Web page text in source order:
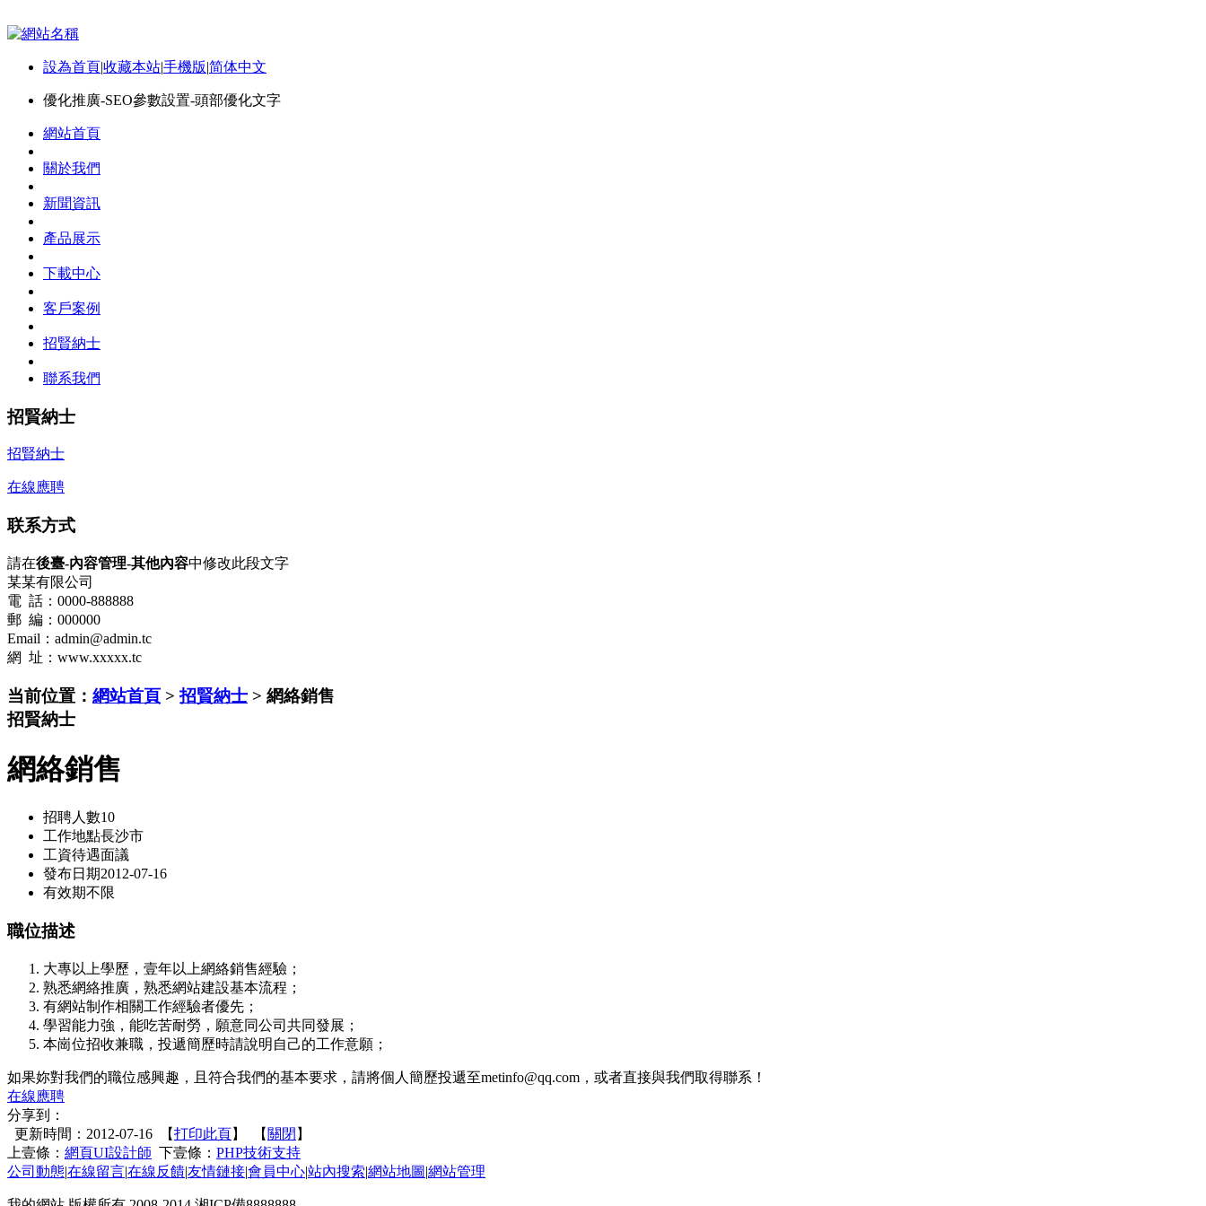
設為首頁|收藏本站|手機版|简体中文
優化推廣-SEO參數設置-頭部優化文字
網站首頁
關於我們
新聞資訊
產品展示
下載中心
客戶案例
招賢納士
聯系我們
招賢納士
招賢納士
在線應聘
联系方式
請在後臺-內容管理-其他內容中修改此段文字
某某有限公司
電 話：0000-888888
郵 編：000000
Email：admin@admin.tc
網 址：www.xxxxx.tc
当前位置： 網站首頁 >招賢納士 > 網絡銷售
招賢納士
網絡銷售
招聘人數10
工作地點長沙市
工資待遇面議
發布日期2012-07-16
有效期不限
職位描述
大專以上學歷，壹年以上網絡銷售經驗；
熟悉網絡推廣，熟悉網站建設基本流程；
有網站制作相關工作經驗者優先；
學習能力強，能吃苦耐勞，願意同公司共同發展；
本崗位招收兼職，投遞簡歷時請說明自己的工作意願；
如果妳對我們的職位感興趣，且符合我們的基本要求，請將個人簡歷投遞至metinfo@qq.com，或者直接與我們取得聯系！
在線應聘
分享到：
更新時間：2012-07-16 【打印此頁】 【 關閉 】
上壹條： 網頁UI設計師 下壹條： PHP技術支持
公司動態|在線留言|在線反饋|友情鏈接|會員中心|站內搜索|網站地圖 |網站管理